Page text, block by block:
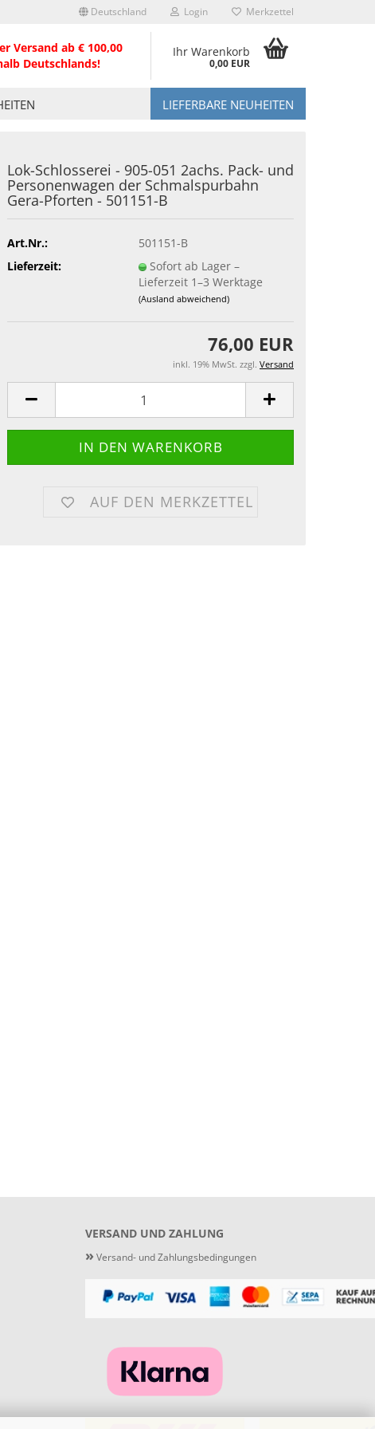
Deutschland Login Merkzettel
Versand ab € 100,00
Deutschlands!
Ihr Warenkorb
0,00 EUR
LIEFERBARE NEUHEITEN
Lok-Schlosserei - 905-051 2achs. Pack- und
Personenwagen der Schmalspurbahn
Gera-Pforten - 501151-B
Art.Nr.:
501151-B
Lieferzeit:
Sofort ab Lager –
Lieferzeit 1–3 Werktage
(Ausland abweichend)
76,00 EUR
inkl. 19% MwSt. zzgl. Versand
AUF DEN MERKZETTEL
VERSAND UND ZAHLUNG
» Versand- und Zahlungsbedingungen